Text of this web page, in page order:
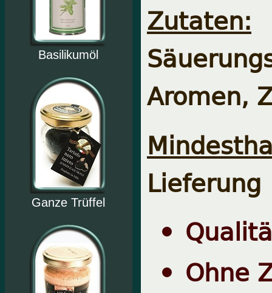
Basilikumöl
Ganze Trüffel
Zutaten:
Aromen,
Lieferung
Ohne